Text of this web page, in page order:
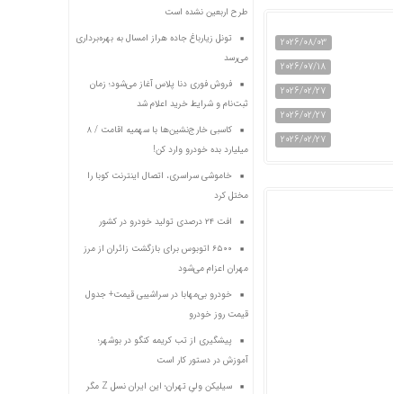
2026/08/03
2026/07/18
2026/02/27
2026/02/27
2026/02/27
طرح اربعین نشده است
تونل زیارباغ جاده هراز امسال به بهره‌برداری
می‌رسد
فروش فوری دنا پلاس آغاز می‌شود؛ زمان
ثبت‌نام و شرایط خرید اعلام شد
کاسبی خارج‌نشین‌ها با سهمیه اقامت / ۸
میلیارد بده خودرو وارد کن!
خاموشی سراسری، اتصال اینترنت کوبا را
مختل کرد
افت ۲۴ درصدی تولید خودرو در کشور
۶۵۰۰ اتوبوس برای بازگشت زائران از مرز
مهران اعزام می‌شود
خودرو بی‌مهابا در سراشیبی قیمت+ جدول
قیمت روز خودرو
پیشگیری از تب کریمه کنگو در بوشهر؛
آموزش در دستور کار است
سیلیکن ولیِ تهران؛ این ایران نسل Z مگر